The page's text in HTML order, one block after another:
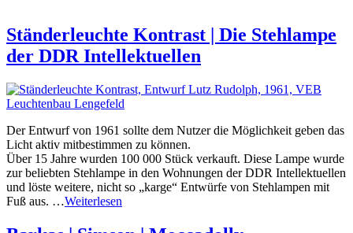
Ständerleuchte Kontrast | Die Stehlampe
der DDR Intellektuellen
Der Entwurf von 1961 sollte dem Nutzer die Möglichkeit geben das
Licht aktiv mitbestimmen zu können.
Über 15 Jahre wurden 100 000 Stück verkauft. Diese Lampe wurde
zur beliebten Stehlampe in den Wohnungen der DDR Intellektuellen
und löste weitere, nicht so „karge“ Entwürfe von Stehlampen mit
Fuß aus. …Weiterlesen